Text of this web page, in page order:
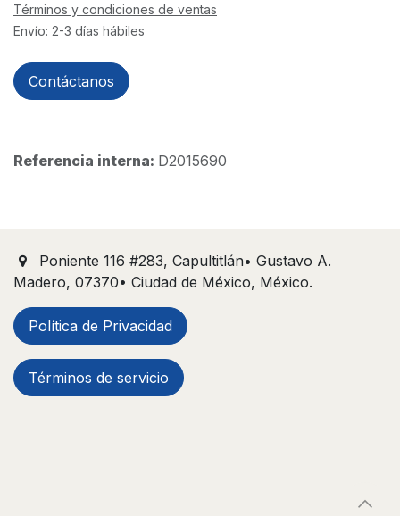
Términos y condiciones de ventas
Envío: 2-3 días hábiles
Contáctanos
Referencia interna: D2015690
Poniente 116 #283, Capultitlán• Gustavo A.
Madero, 07370• Ciudad de México, México.
Política de Privacidad
Términos de servicio